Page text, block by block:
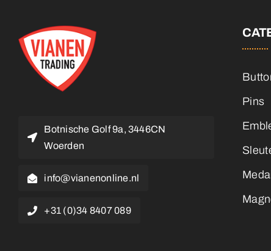
Botnische Golf 9a, 3446CN
Woerden
info@vianenonline.nl
+31 (0)34 8407 089
Pins